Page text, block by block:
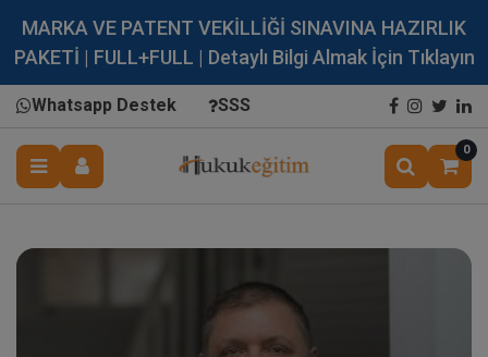
MARKA VE PATENT VEKİLLİĞİ SINAVINA HAZIRLIK
PAKETİ | FULL+FULL | Detaylı Bilgi Almak İçin Tıklayın
Whatsapp Destek SSS
0